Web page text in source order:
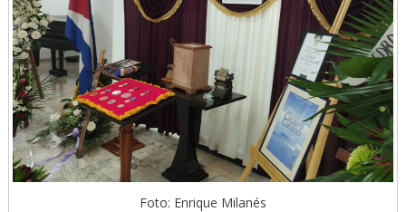
Foto: Enrique Milanés